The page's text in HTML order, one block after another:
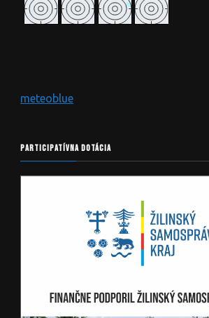
meteoblue
PARTICIPATÍVNA DOTÁCIA